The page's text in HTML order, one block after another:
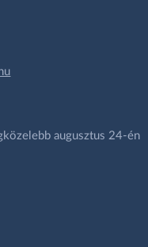
augusztus 24-én